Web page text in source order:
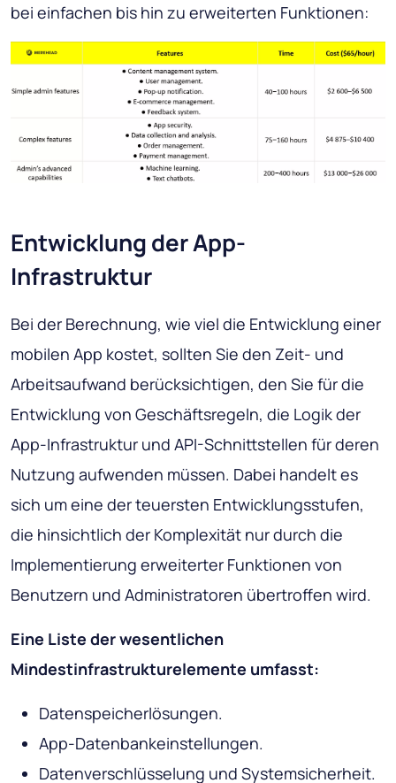
bei einfachen bis hin zu erweiterten Funktionen:
Entwicklung der App-
Infrastruktur
Bei der Berechnung, wie viel die Entwicklung einer
mobilen App kostet, sollten Sie den Zeit- und
Arbeitsaufwand berücksichtigen, den Sie für die
Entwicklung von Geschäftsregeln, die Logik der
App-Infrastruktur und API-Schnittstellen für deren
Nutzung aufwenden müssen. Dabei handelt es
sich um eine der teuersten Entwicklungsstufen,
die hinsichtlich der Komplexität nur durch die
Implementierung erweiterter Funktionen von
Benutzern und Administratoren übertroffen wird.
Eine Liste der wesentlichen
Mindestinfrastrukturelemente umfasst:
Datenspeicherlösungen.
App-Datenbankeinstellungen.
Datenverschlüsselung und Systemsicherheit.